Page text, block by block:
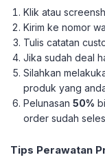
Klik atau
Kirim ke nomor
Tulis catatan
Jika sudah deal
Silahkan
produk yang
Pelunasan50%
order sudah
Tips Perawatan